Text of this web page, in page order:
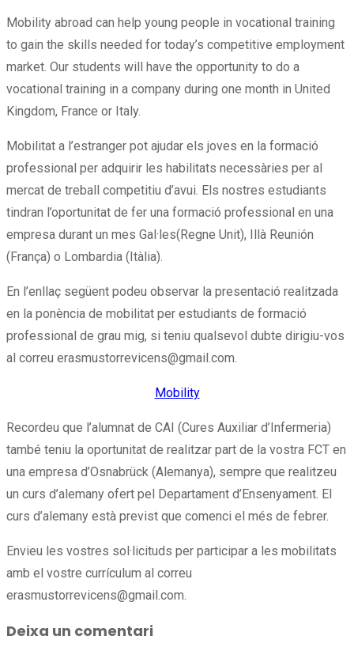
Mobility abroad can help young people in vocational training
to gain the skills needed for today’s competitive employment
market. Our students will have the opportunity to do a
vocational training in a company during one month in United
Kingdom, France or Italy.
Mobilitat a l’estranger pot ajudar els joves en la formació
professional per adquirir les habilitats necessàries per al
mercat de treball competitiu d’avui. Els nostres estudiants
tindran l’oportunitat de fer una formació professional en una
empresa durant un mes Gal·les(Regne Unit), Illà Reunión
(França) o Lombardia (Itàlia).
En l’enllaç següent podeu observar la presentació realitzada
en la ponència de mobilitat per estudiants de formació
professional de grau mig, si teniu qualsevol dubte dirigiu-vos
al correu erasmustorrevicens@gmail.com.
Mobility
Recordeu que l’alumnat de CAI (Cures Auxiliar d’Infermeria)
també teniu la oportunitat de realitzar part de la vostra FCT en
una empresa d’Osnabrück (Alemanya), sempre que realitzeu
un curs d’alemany ofert pel Departament d’Ensenyament. El
curs d’alemany està previst que comenci el més de febrer.
Envieu les vostres sol·licituds per participar a les mobilitats
amb el vostre currículum al correu
erasmustorrevicens@gmail.com.
Deixa un comentari